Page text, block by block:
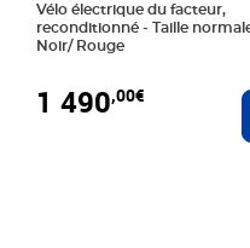
Vélo électrique du facteur,
reconditionné - Taille normale -
Noir/ Rouge
1 490,00€